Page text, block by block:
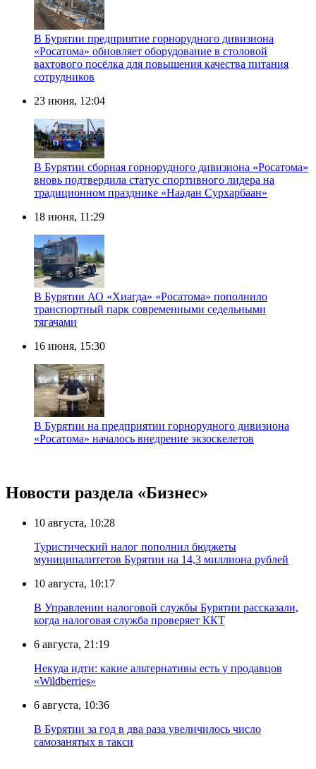
В Бурятии предприятие горнорудного дивизиона
«Росатома» обновляет оборудование в столовой
вахтового посёлка для повышения качества питания
сотрудников
23 июня, 12:04
В Бурятии сборная горнорудного дивизиона «Росатома»
вновь подтвердила статус спортивного лидера на
традиционном празднике «Наадан Сурхарбаан»
18 июня, 11:29
В Бурятии АО «Хиагда» «Росатома» пополнило
транспортный парк современными седельными
тягачами
16 июня, 15:30
В Бурятии на предприятии горнорудного дивизиона
«Росатома» началось внедрение экзоскелетов
Новости раздела «Бизнес»
10 августа, 10:28
Туристический налог пополнил бюджеты
муниципалитетов Бурятии на 14,3 миллиона рублей
10 августа, 10:17
В Управлении налоговой службы Бурятии рассказали,
когда налоговая служба проверяет ККТ
6 августа, 21:19
Некуда идти: какие альтернативы есть у продавцов
«Wildberries»
6 августа, 10:36
В Бурятии за год в два раза увеличилось число
самозанятых в такси